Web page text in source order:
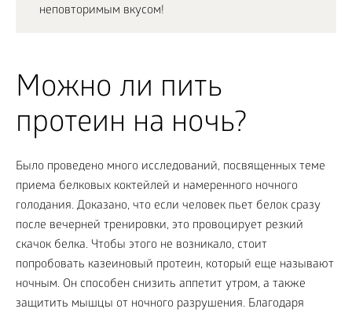
неповторимым вкусом!
Можно ли пить
протеин на ночь?
Было проведено много исследований, посвященных теме
приема белковых коктейлей и намеренного ночного
голодания. Доказано, что если человек пьет белок сразу
после вечерней тренировки, это провоцирует резкий
скачок белка. Чтобы этого не возникало, стоит
попробовать казеиновый протеин, который еще называют
ночным. Он способен снизить аппетит утром, а также
защитить мышцы от ночного разрушения. Благодаря